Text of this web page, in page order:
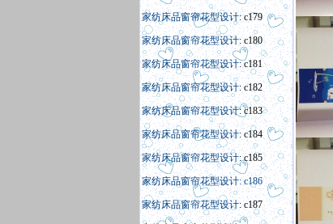
家纺床品窗帘花型设计: c179
家纺床品窗帘花型设计: c180
家纺床品窗帘花型设计: c181
家纺床品窗帘花型设计: c182
家纺床品窗帘花型设计: c183
家纺床品窗帘花型设计: c184
家纺床品窗帘花型设计: c185
家纺床品窗帘花型设计: c186
家纺床品窗帘花型设计: c187